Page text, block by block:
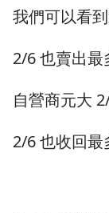
我們可以看
2/6 也賣出最
自營商元大
2/6 也收回最